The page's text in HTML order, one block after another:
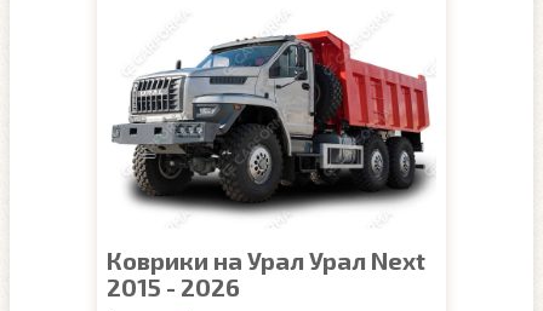
Коврики на Урал Урал Next
2015 - 2026